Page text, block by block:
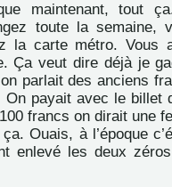
maintenant, tout
toute la semaine,
la carte métro. Vous
Ça veut dire déjà je
parlait des anciens
On payait avec le billet
francs on dirait une
Ouais, à l’époque
enlevé les deux